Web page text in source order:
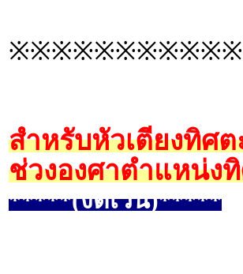
สำหรับหัวเตียงทิศ
ช่วงองศาตำแหน่ง
*****(งดเว้น)*****